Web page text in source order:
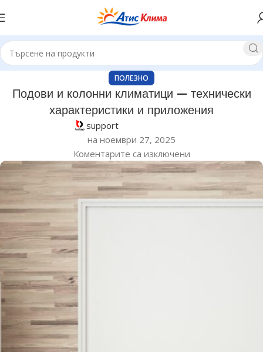
ПОЛЕЗНО
Подови и колонни климатици — технически
характеристики и приложения
support
на ноември 27, 2025
Коментарите са изключени